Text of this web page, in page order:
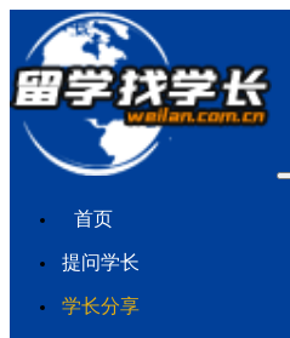
首页
提问学长
学长分享